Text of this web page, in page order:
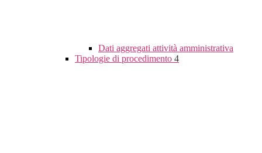
Dati aggregati attività amministrativa
Tipologie di procedimento 4